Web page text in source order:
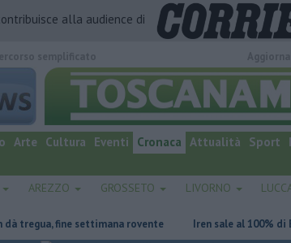
alla audience di
Arte Cultura Eventi Cronaca Attualità Sport
AREZZO GROSSETO LIVORNO
fine settimana rovente Iren sale al 100% di